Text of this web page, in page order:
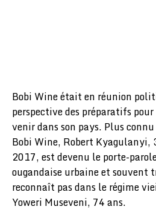
Bobi Wine était en réunion
perspective des préparatifs
venir dans son pays. Plus
Bobi Wine, Robert Kyagulanyi,
2017, est devenu le porte-
ougandaise urbaine et souvent
reconnaît pas dans le régime
Yoweri Museveni, 74 ans.